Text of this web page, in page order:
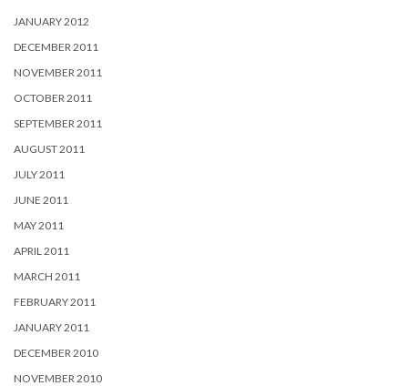
JANUARY 2012
DECEMBER 2011
NOVEMBER 2011
OCTOBER 2011
SEPTEMBER 2011
AUGUST 2011
JULY 2011
JUNE 2011
MAY 2011
APRIL 2011
MARCH 2011
FEBRUARY 2011
JANUARY 2011
DECEMBER 2010
NOVEMBER 2010